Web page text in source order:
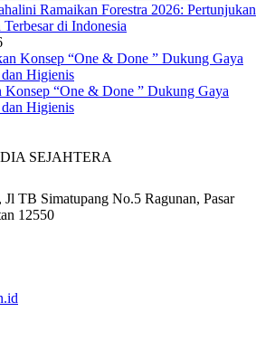
Ramaikan Forestra 2026: Pertunjukan
di Indonesia
Konsep “One & Done ” Dukung Gaya
Higienis
SEJAHTERA
TB Simatupang No.5 Ragunan, Pasar
12550